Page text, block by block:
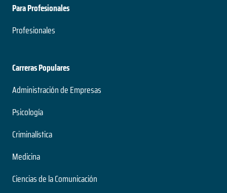
Para Profesionales
Profesionales
Carreras Populares
Administración de Empresas
Psicología
Criminalística
Medicina
Ciencias de la Comunicación